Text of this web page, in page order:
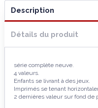
Description
Détails du produit
série complète neuve.
4 valeurs.
Enfants se livrant à des jeux.
Imprimés se tenant
2 dernières valeur sur fond de